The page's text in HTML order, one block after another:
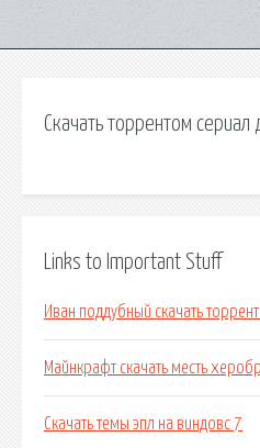
Скачать торрентом сериал
Links to Important Stuff
Иван поддубный скачать
Майнкрафт скачать месть
Скачать темы эпл на виндовс 7